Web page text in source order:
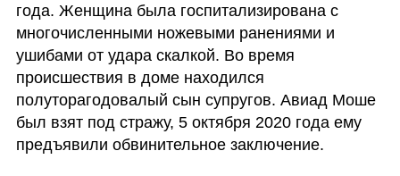
года. Женщина была госпитализирована с
многочисленными ножевыми ранениями и
ушибами от удара скалкой. Во время
происшествия в доме находился
полуторагодовалый сын супругов. Авиад Моше
был взят под стражу, 5 октября 2020 года ему
предъявили обвинительное заключение.